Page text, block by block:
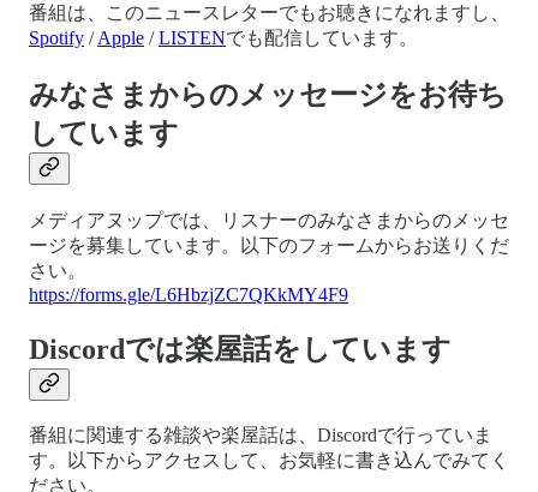
番組は、このニュースレターでもお聴きになれますし、
Spotify /Apple /LISTENでも配信しています。
みなさまからのメッセージをお待ち
しています
メディアヌップでは、リスナーのみなさまからのメッセ
ージを募集しています。以下のフォームからお送りくだ
さい。
https://forms.gle/L6HbzjZC7QKkMY4F9
Discordでは楽屋話をしています
番組に関連する雑談や楽屋話は、Discordで行っていま
す。以下からアクセスして、お気軽に書き込んでみてく
ださい。